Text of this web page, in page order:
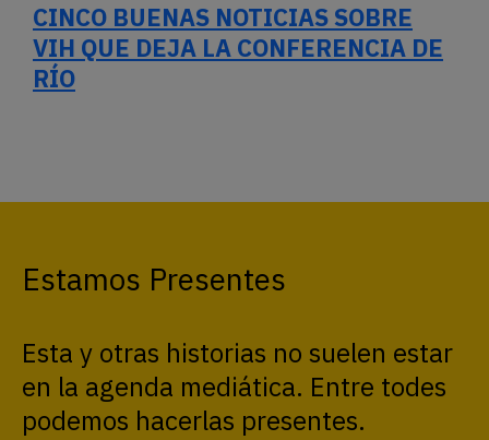
CINCO BUENAS NOTICIAS SOBRE
VIH QUE DEJA LA CONFERENCIA DE
RÍO
Estamos Presentes
Esta y otras historias no suelen estar
en la agenda mediática. Entre todes
podemos hacerlas presentes.